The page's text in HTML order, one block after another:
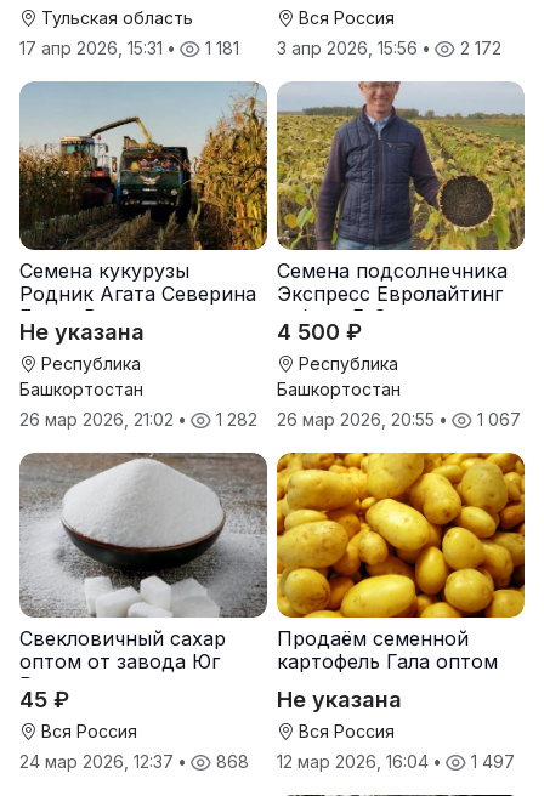
Тульская область
17 апр 2026, 15:31 • 1 181
Вся Россия
3 апр 2026, 15:56 • 2 172
Семена кукурузы
Родник Агата Северина
Берта Вилора
Прохладненский Дарина
Росс Машук Катерина
Не указана
Республика
Башкортостан
26 мар 2026, 21:02 • 1 282
Семена подсолнечника
Экспресс Евролайтинг
гибрид F-G+
4 500 ₽
Республика
Башкортостан
26 мар 2026, 20:55 • 1 067
Свекловичный сахар
оптом от завода Юг
Руси
45 ₽
Вся Россия
24 мар 2026, 12:37 • 868
Продаём семенной
картофель Гала оптом
Не указана
Вся Россия
12 мар 2026, 16:04 • 1 497